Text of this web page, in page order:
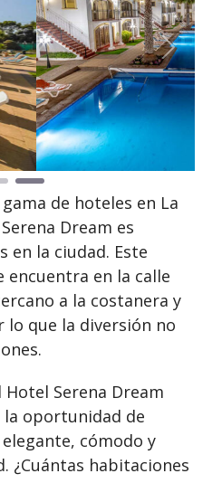
de hoteles en La
Dream es
en la ciudad. Este
encuentra en la calle
a la costanera y
lo que la diversión no
Hotel Serena Dream
oportunidad de
cómodo y
¿Cuántas habitaciones